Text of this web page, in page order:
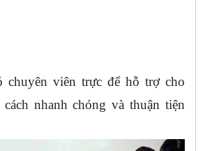
chuyên viên trực để hỗ trợ cho
nhanh chóng và thuận tiện